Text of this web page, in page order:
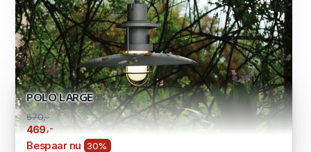
POLO LARGE
670,-
469,-
Bespaar nu 30%